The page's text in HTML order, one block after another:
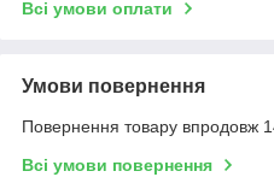
Всі умови оплати
Умови повернення
Повернення товару впродовж
Всі умови повернення